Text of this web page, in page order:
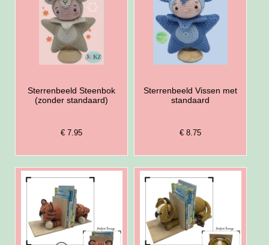
Sterrenbeeld Steenbok
(zonder standaard)
€ 7.95
Sterrenbeeld Vissen met
standaard
€ 8.75